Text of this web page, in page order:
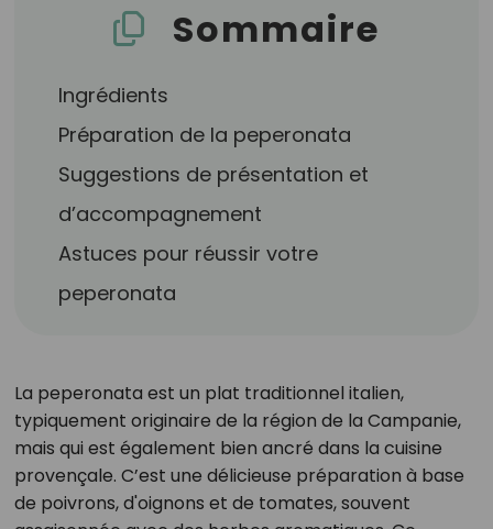
Sommaire
Ingrédients
Préparation de la peperonata
Suggestions de présentation et
d’accompagnement
Astuces pour réussir votre
peperonata
La peperonata est un plat traditionnel italien,
typiquement originaire de la région de la Campanie,
mais qui est également bien ancré dans la cuisine
provençale. C’est une délicieuse préparation à base
de poivrons, d'oignons et de tomates, souvent